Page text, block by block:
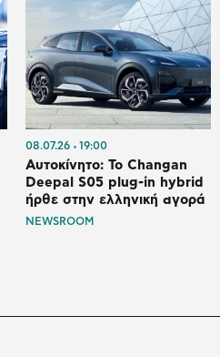
08.07.26 19:00
Αυτοκίνητο: Το Changan
Deepal S05 plug-in hybrid
ήρθε στην ελληνική αγορά
NEWSROOM